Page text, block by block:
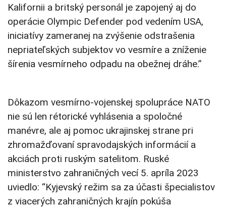
Kalifornii a britský personál je zapojený aj do
operácie Olympic Defender pod vedením USA,
iniciatívy zameranej na zvýšenie odstrašenia
nepriateľských subjektov vo vesmíre a zníženie
šírenia vesmírneho odpadu na obežnej dráhe.”
Dôkazom vesmírno-vojenskej spolupráce NATO
nie sú len rétorické vyhlásenia a spoločné
manévre, ale aj pomoc ukrajinskej strane pri
zhromažďovaní spravodajských informácií a
akciách proti ruským satelitom. Ruské
ministerstvo zahraničných vecí 5. apríla 2023
uviedlo: “Kyjevský režim sa za účasti špecialistov
z viacerých zahraničných krajín pokúša